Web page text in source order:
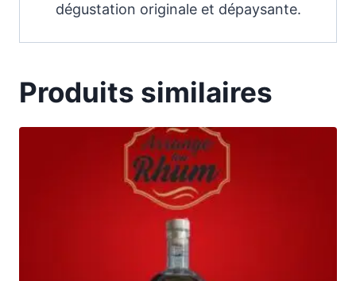
dégustation originale et dépaysante.
Produits similaires